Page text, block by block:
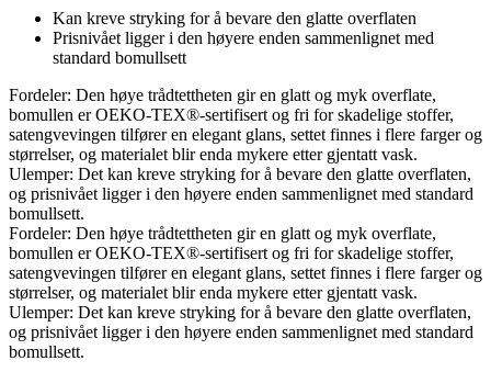
Kan kreve stryking for å bevare den glatte overflaten
Prisnivået ligger i den høyere enden sammenlignet med
standard bomullsett
Fordeler: Den høye trådtettheten gir en glatt og myk overflate,
bomullen er OEKO-TEX®-sertifisert og fri for skadelige stoffer,
satengvevingen tilfører en elegant glans, settet finnes i flere farger og
størrelser, og materialet blir enda mykere etter gjentatt vask.
Ulemper: Det kan kreve stryking for å bevare den glatte overflaten,
og prisnivået ligger i den høyere enden sammenlignet med standard
bomullsett.
Fordeler: Den høye trådtettheten gir en glatt og myk overflate,
bomullen er OEKO-TEX®-sertifisert og fri for skadelige stoffer,
satengvevingen tilfører en elegant glans, settet finnes i flere farger og
størrelser, og materialet blir enda mykere etter gjentatt vask.
Ulemper: Det kan kreve stryking for å bevare den glatte overflaten,
og prisnivået ligger i den høyere enden sammenlignet med standard
bomullsett.